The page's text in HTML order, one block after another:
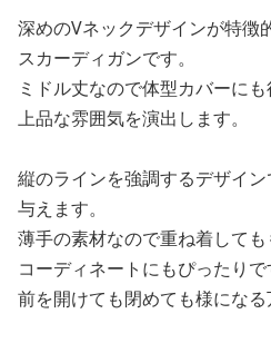
深めのVネックデザインが特徴
スカーディガンです。
ミドル丈なので体型カバーに
上品な雰囲気を演出します。
縦のラインを強調するデザイ
与えます。
薄手の素材なので重ね着して
コーディネートにもぴったりで
前を開けても閉めても様になる